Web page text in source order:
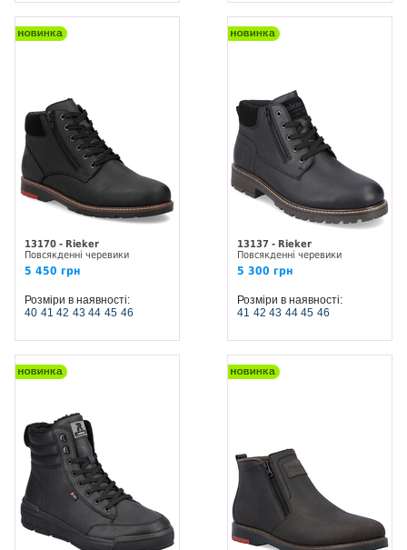
13170 - Rieker
Повсякденні черевики
5 450 грн
Розміри в наявності:
40 41 42 43 44 45 46
13137 - Rieker
Повсякденні черевики
5 300 грн
Розміри в наявності:
41 42 43 44 45 46